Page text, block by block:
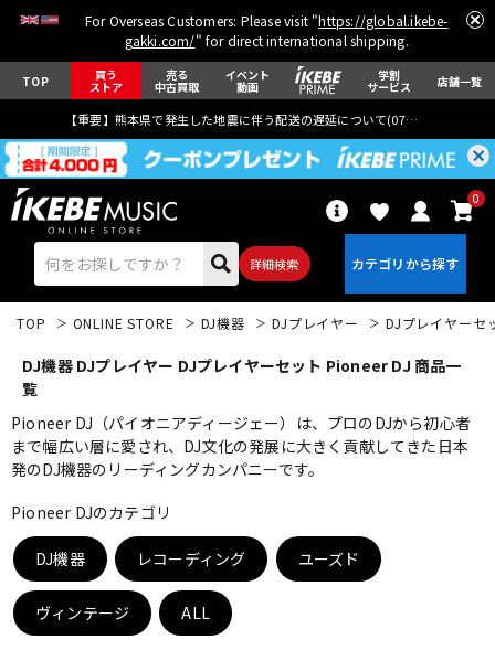
For Overseas Customers: Please visit "https://global.ikebe-
gakki.com/" for direct international shipping.
TOP 買う
ストア
売る
中古買取
イベント
動画
学割
サービス 店舗一覧
【重要】熊本県で発生した地震に伴う配送の遅延について(07月29日
詳細検索
0
エレキギター アコギ/エレアコ
ドラム
TOP ONLINE STORE DJ機器 DJプレイヤー DJプレイヤーセ
DJ機器 DJプレイヤー DJプレイヤーセット Pioneer DJ 商品一
覧
Pioneer DJ（パイオニアディージェー）は、プロのDJから初心者
まで幅広い層に愛され、DJ文化の発展に大きく貢献してきた日本
発のDJ機器のリーディングカンパニーです。
Pioneer DJのカテゴリ
DJ機器 レコーディング ユーズド
ヴィンテージ ALL